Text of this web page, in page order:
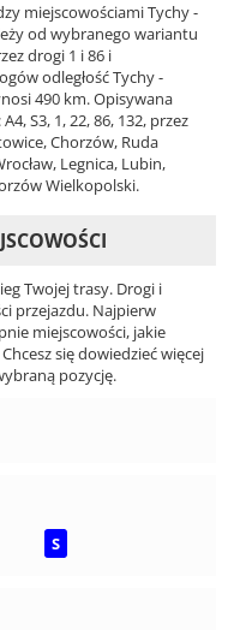
miejscowościami Tychy -
od wybranego wariantu
drogi 1 i 86 i
odległość Tychy -
490 km. Opisywana
S3, 1, 22, 86, 132, przez
Chorzów, Ruda
Legnica, Lubin,
Wielkopolski.
Twojej trasy. Drogi i
przejazdu. Najpierw
miejscowości, jakie
się dowiedzieć więcej
pozycję.
S